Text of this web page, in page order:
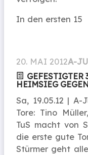
In den ersten 15
20. MAI 2012A-
GEFESTIGTER
HEIMSIEG
Sa, 19.05.12 | A-
Tore: Tino
TuS macht von
die erste gute
Stürmer geht